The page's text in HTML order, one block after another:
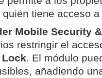
tiene acceso
Mobile Security
restringir el
. El módulo
añadiendo